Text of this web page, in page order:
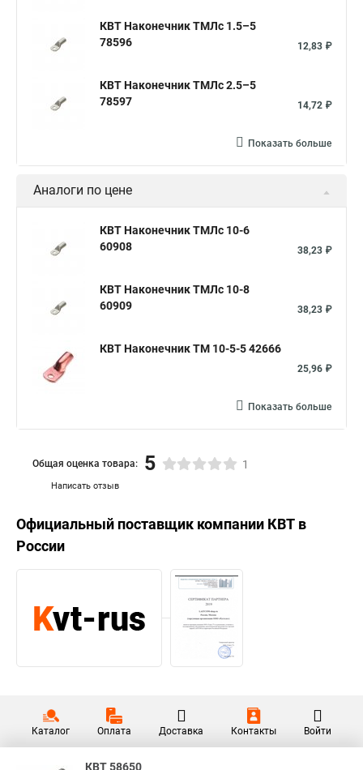
КВТ Наконечник ТМЛс 1.5–5
78596
12,83 ₽
КВТ Наконечник ТМЛс 2.5–5
78597
14,72 ₽
Показать больше
Аналоги по цене
КВТ Наконечник ТМЛс 10-6
60908
38,23 ₽
КВТ Наконечник ТМЛс 10-8
60909
38,23 ₽
КВТ Наконечник ТМ 10-5-5 42666
25,96 ₽
Показать больше
Написать отзыв
Общая оценка товара: 5 1
Официальный поставщик компании КВТ в
России
Каталог Оплата Доставка Контакты Войти
КВТ 58650